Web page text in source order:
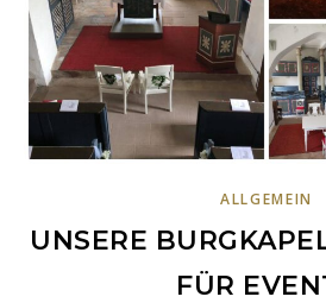
ALLGEMEIN
UNSERE
FÜR